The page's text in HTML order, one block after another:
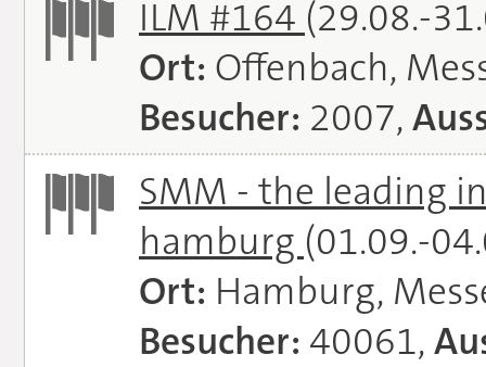
ILM #164 (29.08.-
Ort: Offenbach,
Besucher: 2007,
SMM - the leading
hamburg (01.09.-
Ort: Hamburg,
Besucher: 40061,